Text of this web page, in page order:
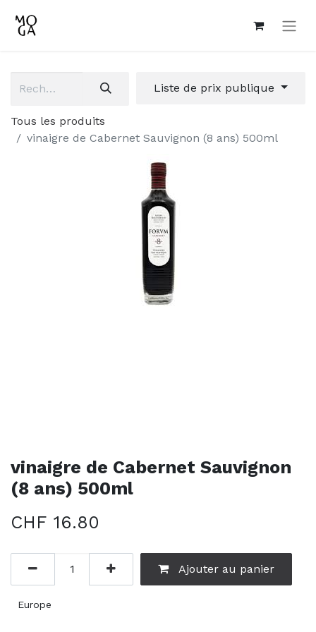
Liste de prix publique
Tous les produits
vinaigre de Cabernet Sauvignon (8 ans) 500ml
vinaigre de Cabernet Sauvignon
(8 ans) 500ml
CHF 16.80
Ajouter au panier
Europe